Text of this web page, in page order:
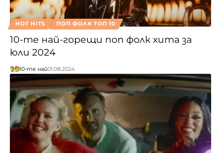
HOT HITS ПОП ФОЛК ТОП 10
10-те най-горещи поп фолк хита за
юли 2024
10-те най01.08.2024